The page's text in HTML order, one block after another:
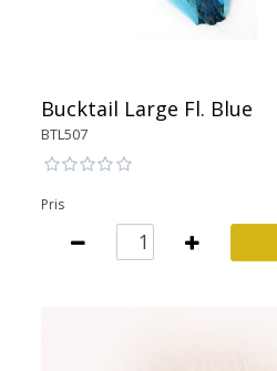
Bucktail Large Fl. Blue
BTL507
Pris